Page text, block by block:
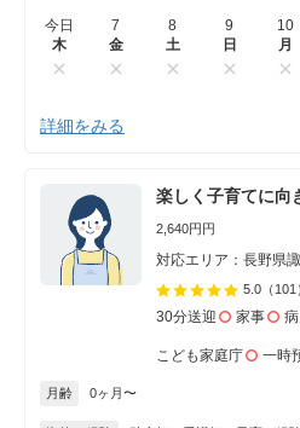
今日
木
7
金
8
土
9
日
10
月
詳細をみる
楽しく子育てに向
2,640円円
対応エリア：長野県
5.0 （101
30分送迎 家事
こども家庭庁 一時
月齢 0ヶ月〜